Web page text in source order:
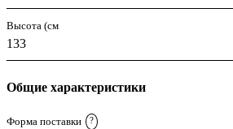
Высота (см
133
Общие характеристики
Форма поставки ?